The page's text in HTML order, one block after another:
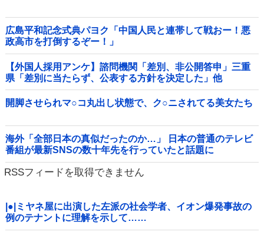
広島平和記念式典パヨク「中国人民と連帯して戦おー！悪
政高市を打倒するぞー！」
【外国人採用アンケ】諮問機関「差別、非公開答申」三重
県「差別に当たらず、公表する方針を決定した」他
開脚させられマ○コ丸出し状態で、ク○ニされてる美女たち
海外「全部日本の真似だったのか…」 日本の普通のテレビ
番組が最新SNSの数十年先を行っていたと話題に
RSSフィードを取得できません
|●|ミヤネ屋に出演した左派の社会学者、イオン爆発事故の
例のテナントに理解を示して……